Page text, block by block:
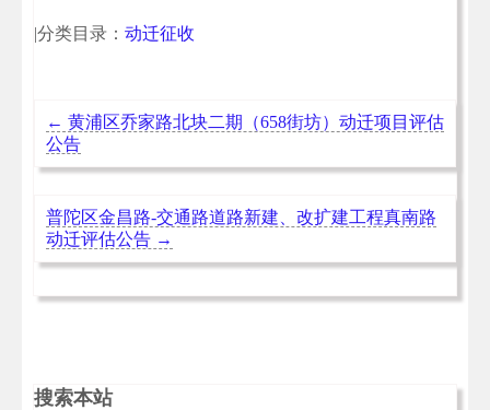
|分类目录： 动迁征收
← 黄浦区乔家路北块二期（658街坊）动迁项目评估
公告
普陀区金昌路-交通路道路新建、改扩建工程真南路
动迁评估公告 →
搜索本站